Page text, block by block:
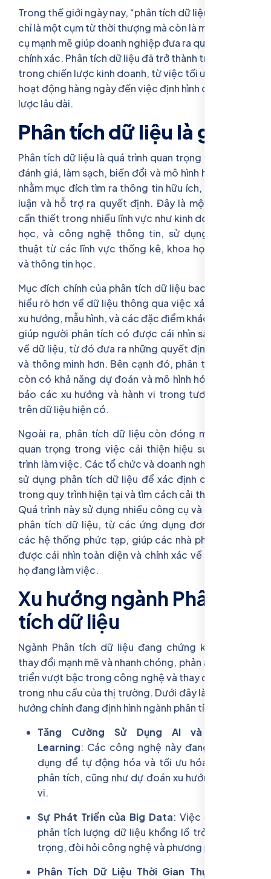
Trong thế giới ngày nay, “phân tích dữ liệu” không
chỉ là một cụm từ thời thượng mà còn là một công
cụ mạnh mẽ giúp doanh nghiệp đưa ra quyết định
chính xác. Phân tích dữ liệu đã trở thành trọng tâm
trong chiến lược kinh doanh, từ việc tối ưu hóa
hoạt động hàng ngày đến việc định hình các chiến
lược lâu dài.
Phân tích dữ liệu là gì?
Phân tích dữ liệu là quá trình quan trọng trong việc
đánh giá, làm sạch, biến đổi và mô hình hóa dữ liệu
nhằm mục đích tìm ra thông tin hữu ích, đưa ra kết
luận và hỗ trợ ra quyết định. Đây là một quá trình
cần thiết trong nhiều lĩnh vực như kinh doanh, khoa
học, và công nghệ thông tin, sử dụng nhiều kỹ
thuật từ các lĩnh vực thống kê, khoa học máy tính
và thông tin học.
Mục đích chính của phân tích dữ liệu bao gồm việc
hiểu rõ hơn về dữ liệu thông qua việc xác định các
xu hướng, mẫu hình, và các đặc điểm khác. Điều này
giúp người phân tích có được cái nhìn sâu sắc hơn
về dữ liệu, từ đó đưa ra những quyết định có cơ sở
và thông minh hơn. Bên cạnh đó, phân tích dữ liệu
còn có khả năng dự đoán và mô hình hóa, giúp dự
báo các xu hướng và hành vi trong tương lai dựa
trên dữ liệu hiện có.
Ngoài ra, phân tích dữ liệu còn đóng một vai trò
quan trọng trong việc cải thiện hiệu suất và quy
trình làm việc. Các tổ chức và doanh nghiệp có thể
sử dụng phân tích dữ liệu để xác định các vấn đề
trong quy trình hiện tại và tìm cách cải thiện chúng.
Quá trình này sử dụng nhiều công cụ và phần mềm
phân tích dữ liệu, từ các ứng dụng đơn giản đến
các hệ thống phức tạp, giúp các nhà phân tích có
được cái nhìn toàn diện và chính xác về dữ liệu mà
họ đang làm việc.
Xu hướng ngành Phân
tích dữ liệu
Ngành Phân tích dữ liệu đang chứng kiến những
thay đổi mạnh mẽ và nhanh chóng, phản ánh sự tiến
triển vượt bậc trong công nghệ và thay đổi liên tục
trong nhu cầu của thị trường. Dưới đây là một số xu
hướng chính đang định hình ngành phân tích dữ liệu:
Tăng Cường Sử Dụng AI và Machine
Learning: Các công nghệ này đang được áp
dụng để tự động hóa và tối ưu hóa quy trình
phân tích, cũng như dự đoán xu hướng và hành
vi.
Sự Phát Triển của Big Data: Việc quản lý và
phân tích lượng dữ liệu khổng lồ trở nên quan
trọng, đòi hỏi công nghệ và phương pháp mới.
Phân Tích Dữ Liệu Thời Gian Thực